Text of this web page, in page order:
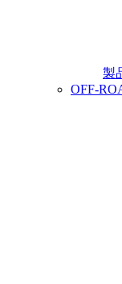
製
OFF-